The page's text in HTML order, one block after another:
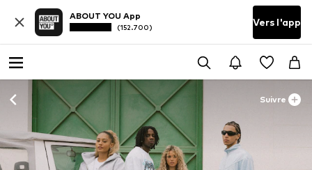
ABOUT YOU App
(152.700) Vers l'app
Suivre